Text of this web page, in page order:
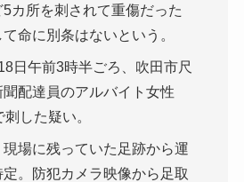
カ所を刺されて重傷だった
命に別条はないという。
日午前3時半ごろ、吹田市尺
配達員のアルバイト女性
刺した疑い。
場に残っていた足跡から運
。防犯カメラ映像から足取